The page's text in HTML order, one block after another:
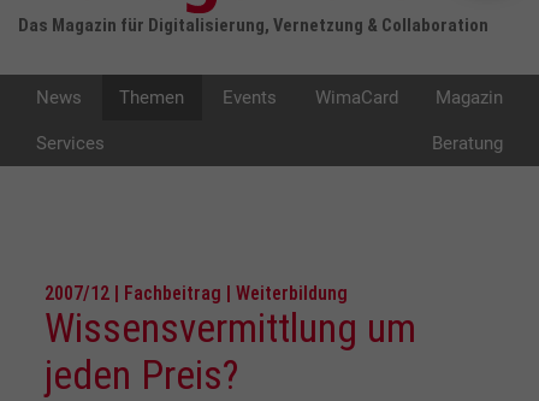
Das Magazin für Digitalisierung, Vernetzung & Collaboration
News Themen Events WimaCard Magazin
Services Beratung
2007/12 | Fachbeitrag | Weiterbildung
Wissensvermittlung um
jeden Preis?